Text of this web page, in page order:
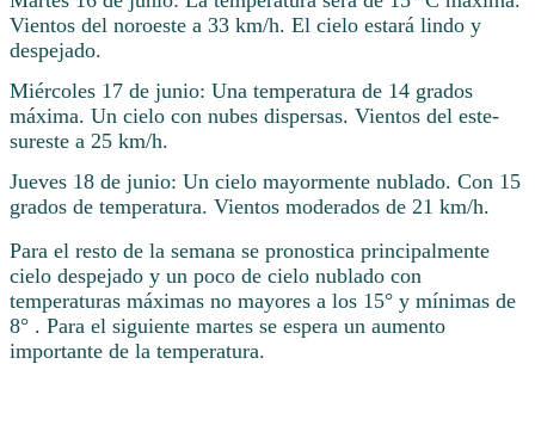
Vientos del noroeste a 33 km/h. El cielo estará lindo y
despejado.
Miércoles 17 de junio: Una temperatura de 14 grados
máxima. Un cielo con nubes dispersas. Vientos del este-
sureste a 25 km/h.
Jueves 18 de junio: Un cielo mayormente nublado. Con 15
grados de temperatura. Vientos moderados de 21 km/h.
Para el resto de la semana se pronostica principalmente
cielo despejado y un poco de cielo nublado con
temperaturas máximas no mayores a los 15° y mínimas de
8° . Para el siguiente martes se espera un aumento
importante de la temperatura.